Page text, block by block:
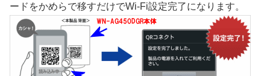
ードをかめらで移すだけでWi-Fi設定完了になります。